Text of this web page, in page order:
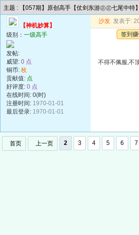
主题 : 【057期】原创高手【仗剑东游㊣㊣七尾中特
【神机妙算】
级别： 一级高手
发帖:
威望: 0 点
铜币: 枚
贡献值: 点
好评度: 0 点
在线时间: 0(时)
注册时间: 1970-01-01
最后登录: 1970-01-01
沙发 发表于:
签到
不得不佩服,不
首页 上一页 2 3 4 5 6 7